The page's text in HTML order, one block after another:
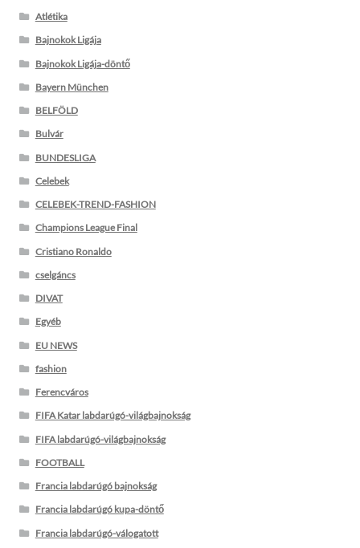
Atlétika
Bajnokok Ligája
Bajnokok Ligája-döntő
Bayern München
BELFÖLD
Bulvár
BUNDESLIGA
Celebek
CELEBEK-TREND-FASHION
Champions League Final
Cristiano Ronaldo
cselgáncs
DIVAT
Egyéb
EU NEWS
fashion
Ferencváros
FIFA Katar labdarúgó-világbajnokság
FIFA labdarúgó-világbajnokság
FOOTBALL
Francia labdarúgó bajnokság
Francia labdarúgó kupa-döntő
Francia labdarúgó-válogatott